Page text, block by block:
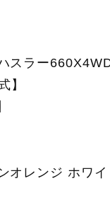
ラー660X4WD
】
レンジ ホワイ